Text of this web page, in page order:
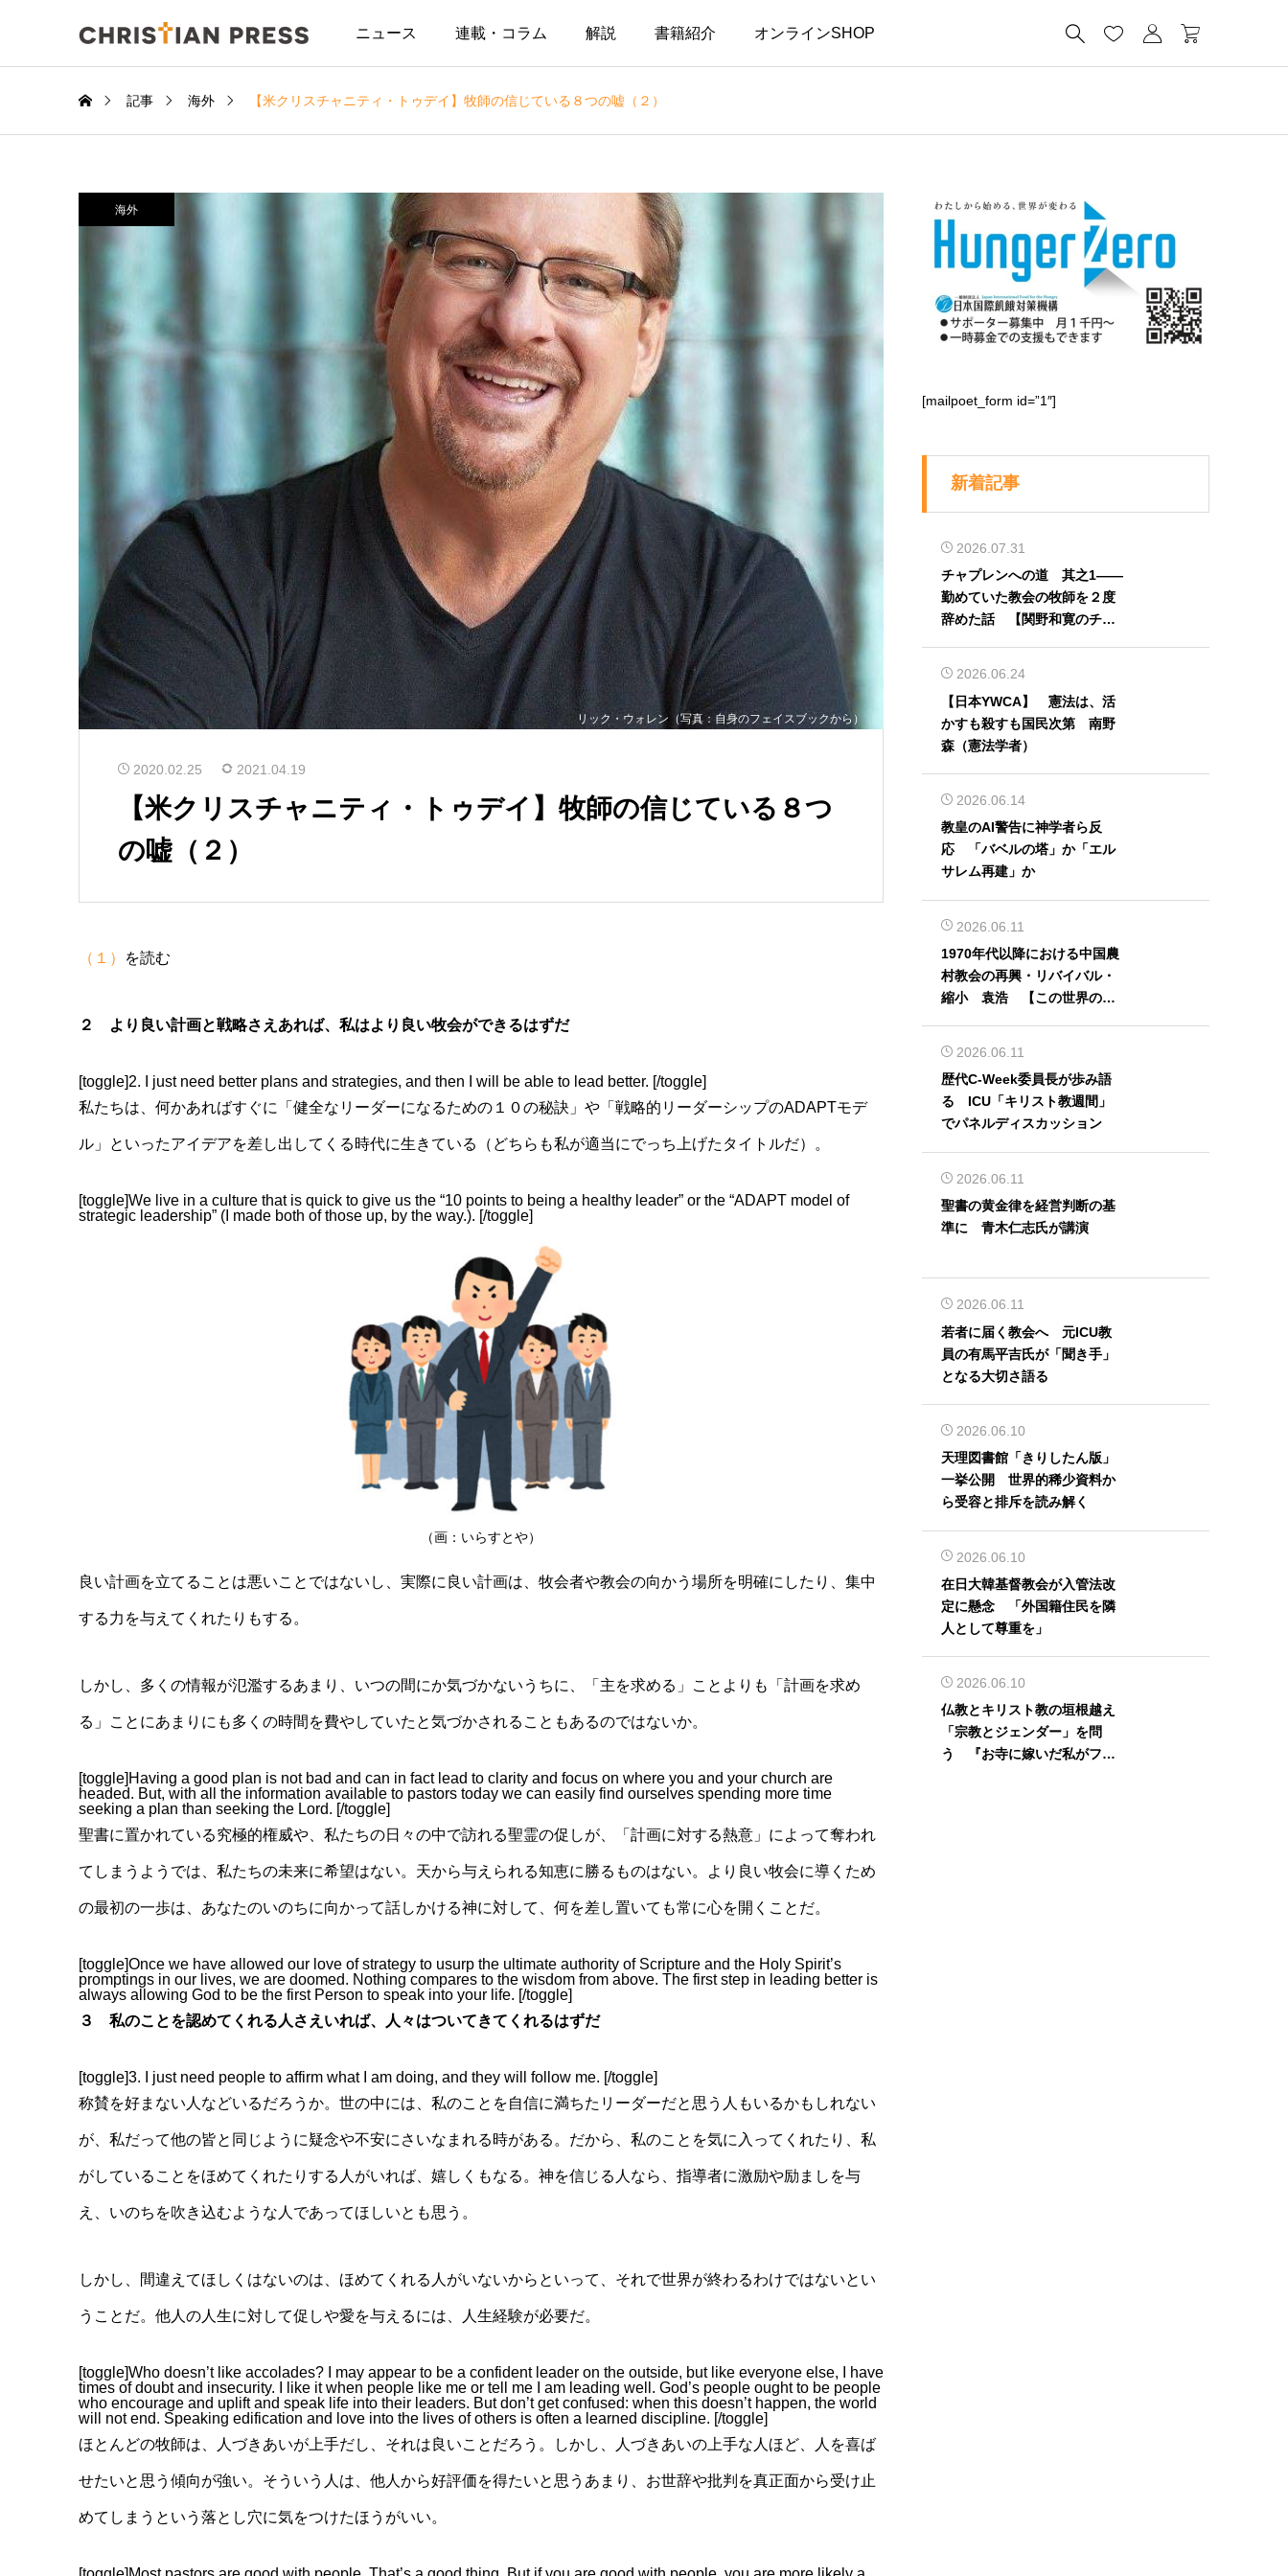
ニュース 連載・コラム 解説 書籍紹介 オンラインSHOP    
記事 海外 【米クリスチャニティ・トゥデイ】牧師の信じている８つの嘘（２）
リック・ウォレン（写真：自身のフェイスブックから）
海外
2020.02.25 2021.04.19
【米クリスチャニティ・トゥデイ】牧師の信じている８つ
の嘘（２）
（１） を読む
２ より良い計画と戦略さえあれば、私はより良い牧会ができるはずだ
[toggle]2. I just need better plans and strategies, and then I will be able to lead better. [/toggle]
私たちは、何かあればすぐに「健全なリーダーになるための１０の秘訣」や「戦略的リーダーシップのADAPTモデ
ル」といったアイデアを差し出してくる時代に生きている（どちらも私が適当にでっち上げたタイトルだ）。
[toggle]We live in a culture that is quick to give us the “10 points to being a healthy leader” or the “ADAPT model of
strategic leadership” (I made both of those up, by the way.). [/toggle]
（画：いらすとや）
良い計画を立てることは悪いことではないし、実際に良い計画は、牧会者や教会の向かう場所を明確にしたり、集中
する力を与えてくれたりもする。
しかし、多くの情報が氾濫するあまり、いつの間にか気づかないうちに、「主を求める」ことよりも「計画を求め
る」ことにあまりにも多くの時間を費やしていたと気づかされることもあるのではないか。
[toggle]Having a good plan is not bad and can in fact lead to clarity and focus on where you and your church are
headed. But, with all the information available to pastors today we can easily find ourselves spending more time
seeking a plan than seeking the Lord. [/toggle]
聖書に置かれている究極的権威や、私たちの日々の中で訪れる聖霊の促しが、「計画に対する熱意」によって奪われ
てしまうようでは、私たちの未来に希望はない。天から与えられる知恵に勝るものはない。より良い牧会に導くため
の最初の一歩は、あなたのいのちに向かって話しかける神に対して、何を差し置いても常に心を開くことだ。
[toggle]Once we have allowed our love of strategy to usurp the ultimate authority of Scripture and the Holy Spirit’s
promptings in our lives, we are doomed. Nothing compares to the wisdom from above. The first step in leading better is
always allowing God to be the first Person to speak into your life. [/toggle]
３ 私のことを認めてくれる人さえいれば、人々はついてきてくれるはずだ
[toggle]3. I just need people to affirm what I am doing, and they will follow me. [/toggle]
称賛を好まない人などいるだろうか。世の中には、私のことを自信に満ちたリーダーだと思う人もいるかもしれない
が、私だって他の皆と同じように疑念や不安にさいなまれる時がある。だから、私のことを気に入ってくれたり、私
がしていることをほめてくれたりする人がいれば、嬉しくもなる。神を信じる人なら、指導者に激励や励ましを与
え、いのちを吹き込むような人であってほしいとも思う。
しかし、間違えてほしくはないのは、ほめてくれる人がいないからといって、それで世界が終わるわけではないとい
うことだ。他人の人生に対して促しや愛を与えるには、人生経験が必要だ。
[toggle]Who doesn’t like accolades? I may appear to be a confident leader on the outside, but like everyone else, I have
times of doubt and insecurity. I like it when people like me or tell me I am leading well. God’s people ought to be people
who encourage and uplift and speak life into their leaders. But don’t get confused: when this doesn’t happen, the world
will not end. Speaking edification and love into the lives of others is often a learned discipline. [/toggle]
ほとんどの牧師は、人づきあいが上手だし、それは良いことだろう。しかし、人づきあいの上手な人ほど、人を喜ば
せたいと思う傾向が強い。そういう人は、他人から好評価を得たいと思うあまり、お世辞や批判を真正面から受け止
めてしまうという落とし穴に気をつけたほうがいい。
[mailpoet_form id=”1″]
新着記事
2026.07.31
チャプレンへの道 其之1――
勤めていた教会の牧師を２度
辞めた話 【関野和寛のチャ
2026.06.24
【日本YWCA】 憲法は、活
かすも殺すも国民次第 南野
森（憲法学者）
2026.06.14
教皇のAI警告に神学者ら反
応 「バベルの塔」か「エル
サレム再建」か
2026.06.11
1970年代以降における中国農
村教会の再興・リバイバル・
縮小 袁浩 【この世界の片
2026.06.11
歴代C-Week委員長が歩み語
る ICU「キリスト教週間」
でパネルディスカッション
2026.06.11
聖書の黄金律を経営判断の基
準に 青木仁志氏が講演
2026.06.11
若者に届く教会へ 元ICU教
員の有馬平吉氏が「聞き手」
となる大切さ語る
2026.06.10
天理図書館「きりしたん版」
一挙公開 世界的稀少資料か
ら受容と排斥を読み解く
2026.06.10
在日大韓基督教会が入管法改
定に懸念 「外国籍住民を隣
人として尊重を」
2026.06.10
仏教とキリスト教の垣根越え
「宗教とジェンダー」を問
う 『お寺に嫁いだ私がフェ